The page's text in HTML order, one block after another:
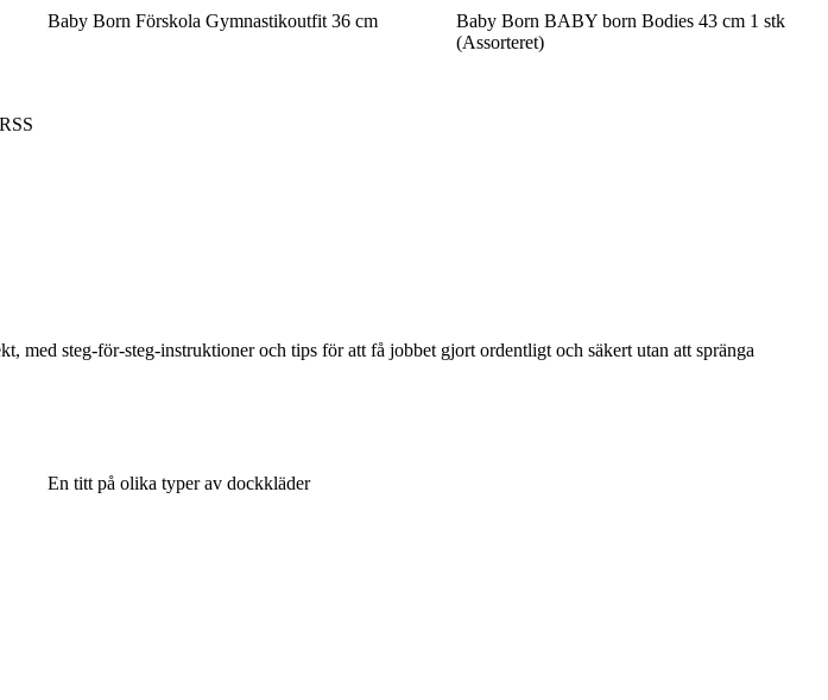
Baby Born Förskola Gymnastikoutfit 36 cm
Baby Born BABY born Bodies 43 cm 1 stk
(Assorteret)
RSS
med steg-för-steg-instruktioner och tips för att få jobbet gjort ordentligt och säkert utan att spränga
En titt på olika typer av dockkläder